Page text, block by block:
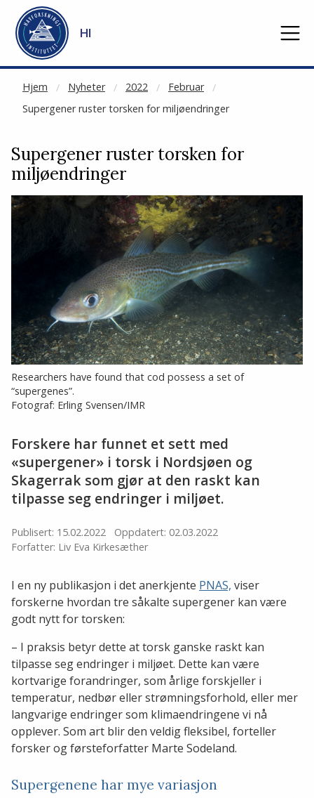
Gå til hovedinnhold
HI
Hjem Nyheter 2022
Februar
Supergener ruster torsken for miljøendringer
NOT CACHED
Supergener ruster torsken for
miljøendringer
Researchers have found that cod possess a set of
“supergenes”.
Fotograf: Erling Svensen/IMR
Forskere har funnet et sett med
«supergener» i torsk i Nordsjøen og
Skagerrak som gjør at den raskt kan
tilpasse seg endringer i miljøet.
Publisert: 15.02.2022
Oppdatert: 02.03.2022
Forfatter: Liv Eva Kirkesæther
I en ny publikasjon i det anerkjente PNAS, viser
forskerne hvordan tre såkalte supergener kan være
godt nytt for torsken:
– I praksis betyr dette at torsk ganske raskt kan
tilpasse seg endringer i miljøet. Dette kan være
kortvarige forandringer, som årlige forskjeller i
temperatur, nedbør eller strømningsforhold, eller mer
langvarige endringer som klimaendringene vi nå
opplever. Som art blir den veldig fleksibel, forteller
forsker og førsteforfatter Marte Sodeland.
Supergenene har mye variasjon